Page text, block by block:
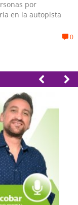
por
en la autopista
0